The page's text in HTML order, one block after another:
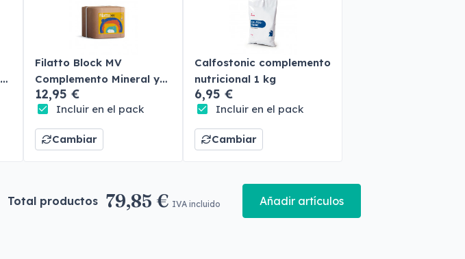
Filatto Block MV
Complemento Mineral y
Vitamínico
12,95 €
Incluir en el pack
Cambiar
Calfostonic complemento
nutricional 1 kg
6,95 €
Incluir en el pack
Cambiar
Total productos 79,85 € IVA incluido Añadir artículos